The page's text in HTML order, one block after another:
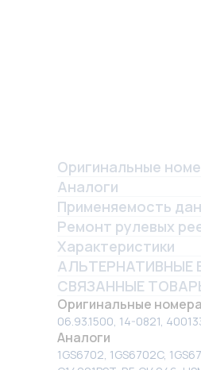
Оригинальные
Аналоги
Применяемость
Ремонт рулевых
Характеристики
АЛЬТЕРНАТИВНЫЕ
СВЯЗАННЫЕ
Оригинальные номера
06.93.1500, 14-0821,
Аналоги
1GS6702, 1GS6702C,